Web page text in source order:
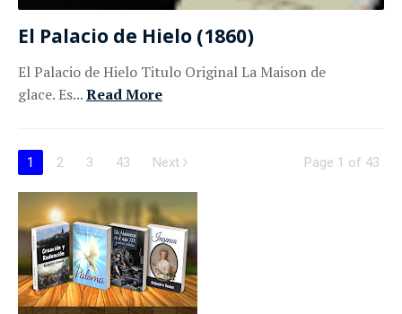
El Palacio de Hielo (1860)
El Palacio de Hielo Titulo Original La Maison de
glace. Es...Read More
Page 1 of 43
1 2 3 43 Next